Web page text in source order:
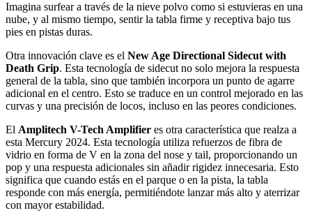
Imagina surfear a través de la nieve polvo como si estuvieras en una
nube, y al mismo tiempo, sentir la tabla firme y receptiva bajo tus
pies en pistas duras.
Otra innovación clave es el New Age Directional Sidecut with
Death Grip. Esta tecnología de sidecut no solo mejora la respuesta
general de la tabla, sino que también incorpora un punto de agarre
adicional en el centro. Esto se traduce en un control mejorado en las
curvas y una precisión de locos, incluso en las peores condiciones.
El Amplitech V-Tech Amplifier es otra característica que realza a
esta Mercury 2024. Esta tecnología utiliza refuerzos de fibra de
vidrio en forma de V en la zona del nose y tail, proporcionando un
pop y una respuesta adicionales sin añadir rigidez innecesaria. Esto
significa que cuando estás en el parque o en la pista, la tabla
responde con más energía, permitiéndote lanzar más alto y aterrizar
con mayor estabilidad.